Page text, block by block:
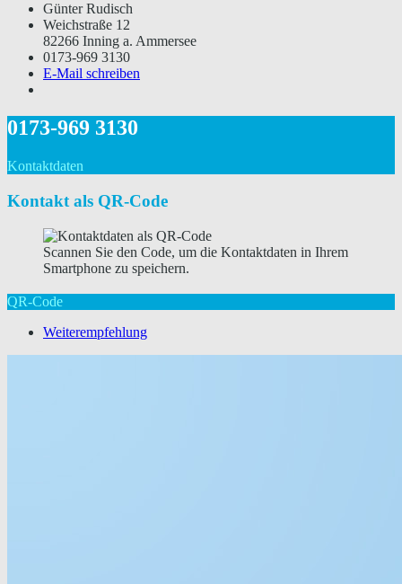
Günter Rudisch
Weichstraße 12
82266 Inning a. Ammersee
0173-969 3130
E-Mail schreiben
0173-969 3130
Kontaktdaten
Kontakt als QR-Code
Scannen Sie den Code, um die Kontaktdaten in Ihrem
Smartphone zu speichern.
QR-Code
Weiterempfehlung